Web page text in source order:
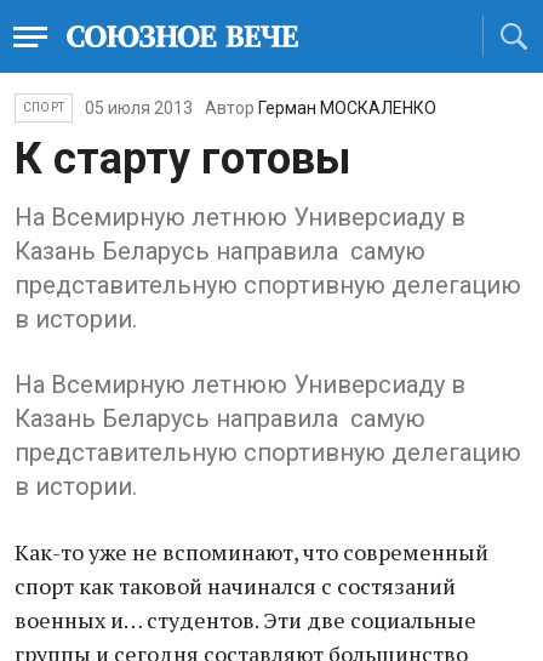
СПОРТ 05 июля 2013 Автор Герман МОСКАЛЕНКО
К старту готовы
На Всемирную летнюю Универсиаду в
Казань Беларусь направила самую
представительную спортивную делегацию
в истории.
На Всемирную летнюю Универсиаду в
Казань Беларусь направила самую
представительную спортивную делегацию
в истории.
Как-то уже не вспоминают, что современный
спорт как таковой начинался с состязаний
военных и… студентов. Эти две социальные
группы и сегодня составляют большинство